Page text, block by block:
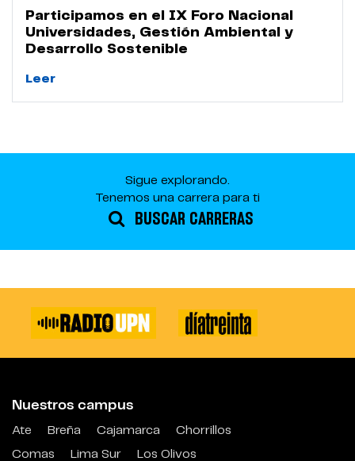
Participamos en el IX Foro Nacional
Universidades, Gestión Ambiental y
Desarrollo Sostenible
Leer
Sigue explorando.
Tenemos una carrera para ti
BUSCAR CARRERAS
Nuestros campus
Ate Breña Cajamarca
Chorrillos
Comas
Lima Sur
Los Olivos